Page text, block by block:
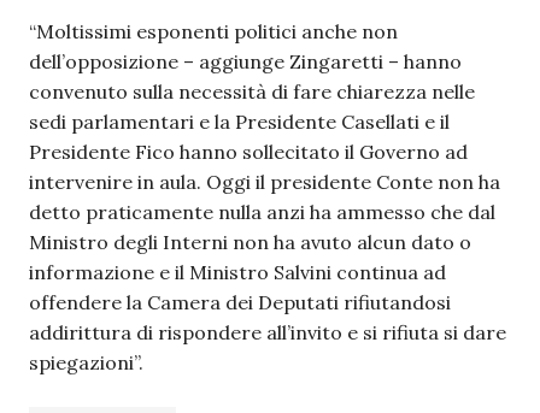
“Moltissimi esponenti politici anche non
dell’opposizione – aggiunge Zingaretti – hanno
convenuto sulla necessità di fare chiarezza nelle
sedi parlamentari e la Presidente Casellati e il
Presidente Fico hanno sollecitato il Governo ad
intervenire in aula. Oggi il presidente Conte non ha
detto praticamente nulla anzi ha ammesso che dal
Ministro degli Interni non ha avuto alcun dato o
informazione e il Ministro Salvini continua ad
offendere la Camera dei Deputati rifiutandosi
addirittura di rispondere all’invito e si rifiuta si dare
spiegazioni”.